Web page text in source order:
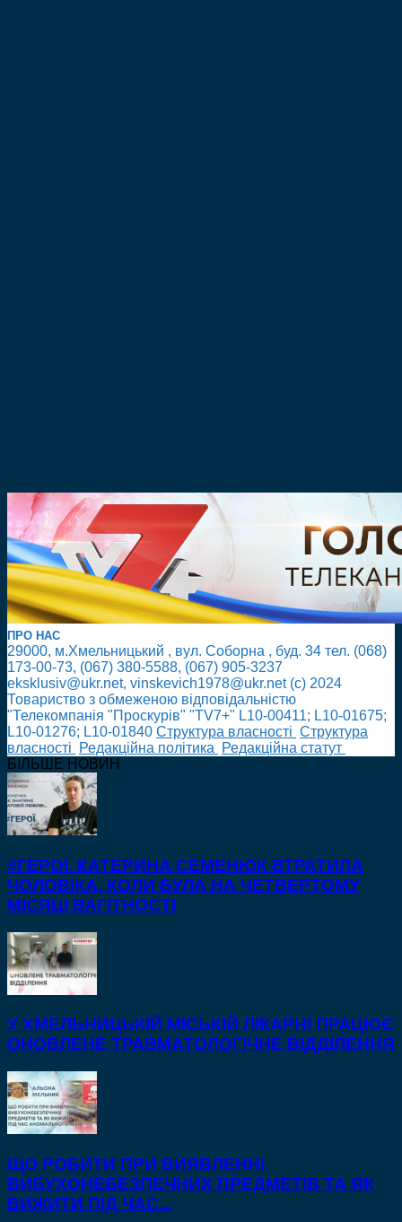
ПРО НАС
29000, м.Хмельницький , вул. Соборна , буд. 34 тел. (068)
173-00-73, (067) 380-5588, (067) 905-3237
eksklusiv@ukr.net, vinskevich1978@ukr.net (с) 2024
Товариство з обмеженою відповідальністю
"Телекомпанія "Проскурів" "TV7+" L10-00411; L10-01675;
L10-01276; L10-01840 Cтруктура власності Cтруктура
власності
Редакційна політика
Редакційна статут
БІЛЬШЕ НОВИН
#ГЕРОЇ. КАТЕРИНА СЕМЕНЮК ВТРАТИЛА
ЧОЛОВІКА, КОЛИ БУЛА НА ЧЕТВЕРТОМУ
МІСЯЦІ ВАГІТНОСТІ
У ХМЕЛЬНИЦЬКІЙ МІСЬКІЙ ЛІКАРНІ ПРАЦЮЄ
ОНОВЛЕНЕ ТРАВМАТОЛОГІЧНЕ ВІДДІЛЕННЯ
ЩО РОБИТИ ПРИ ВИЯВЛЕННІ
ВИБУХОНЕБЕЗПЕЧНИХ ПРЕДМЕТІВ ТА ЯК
ВИЖИТИ ПІД ЧАС...